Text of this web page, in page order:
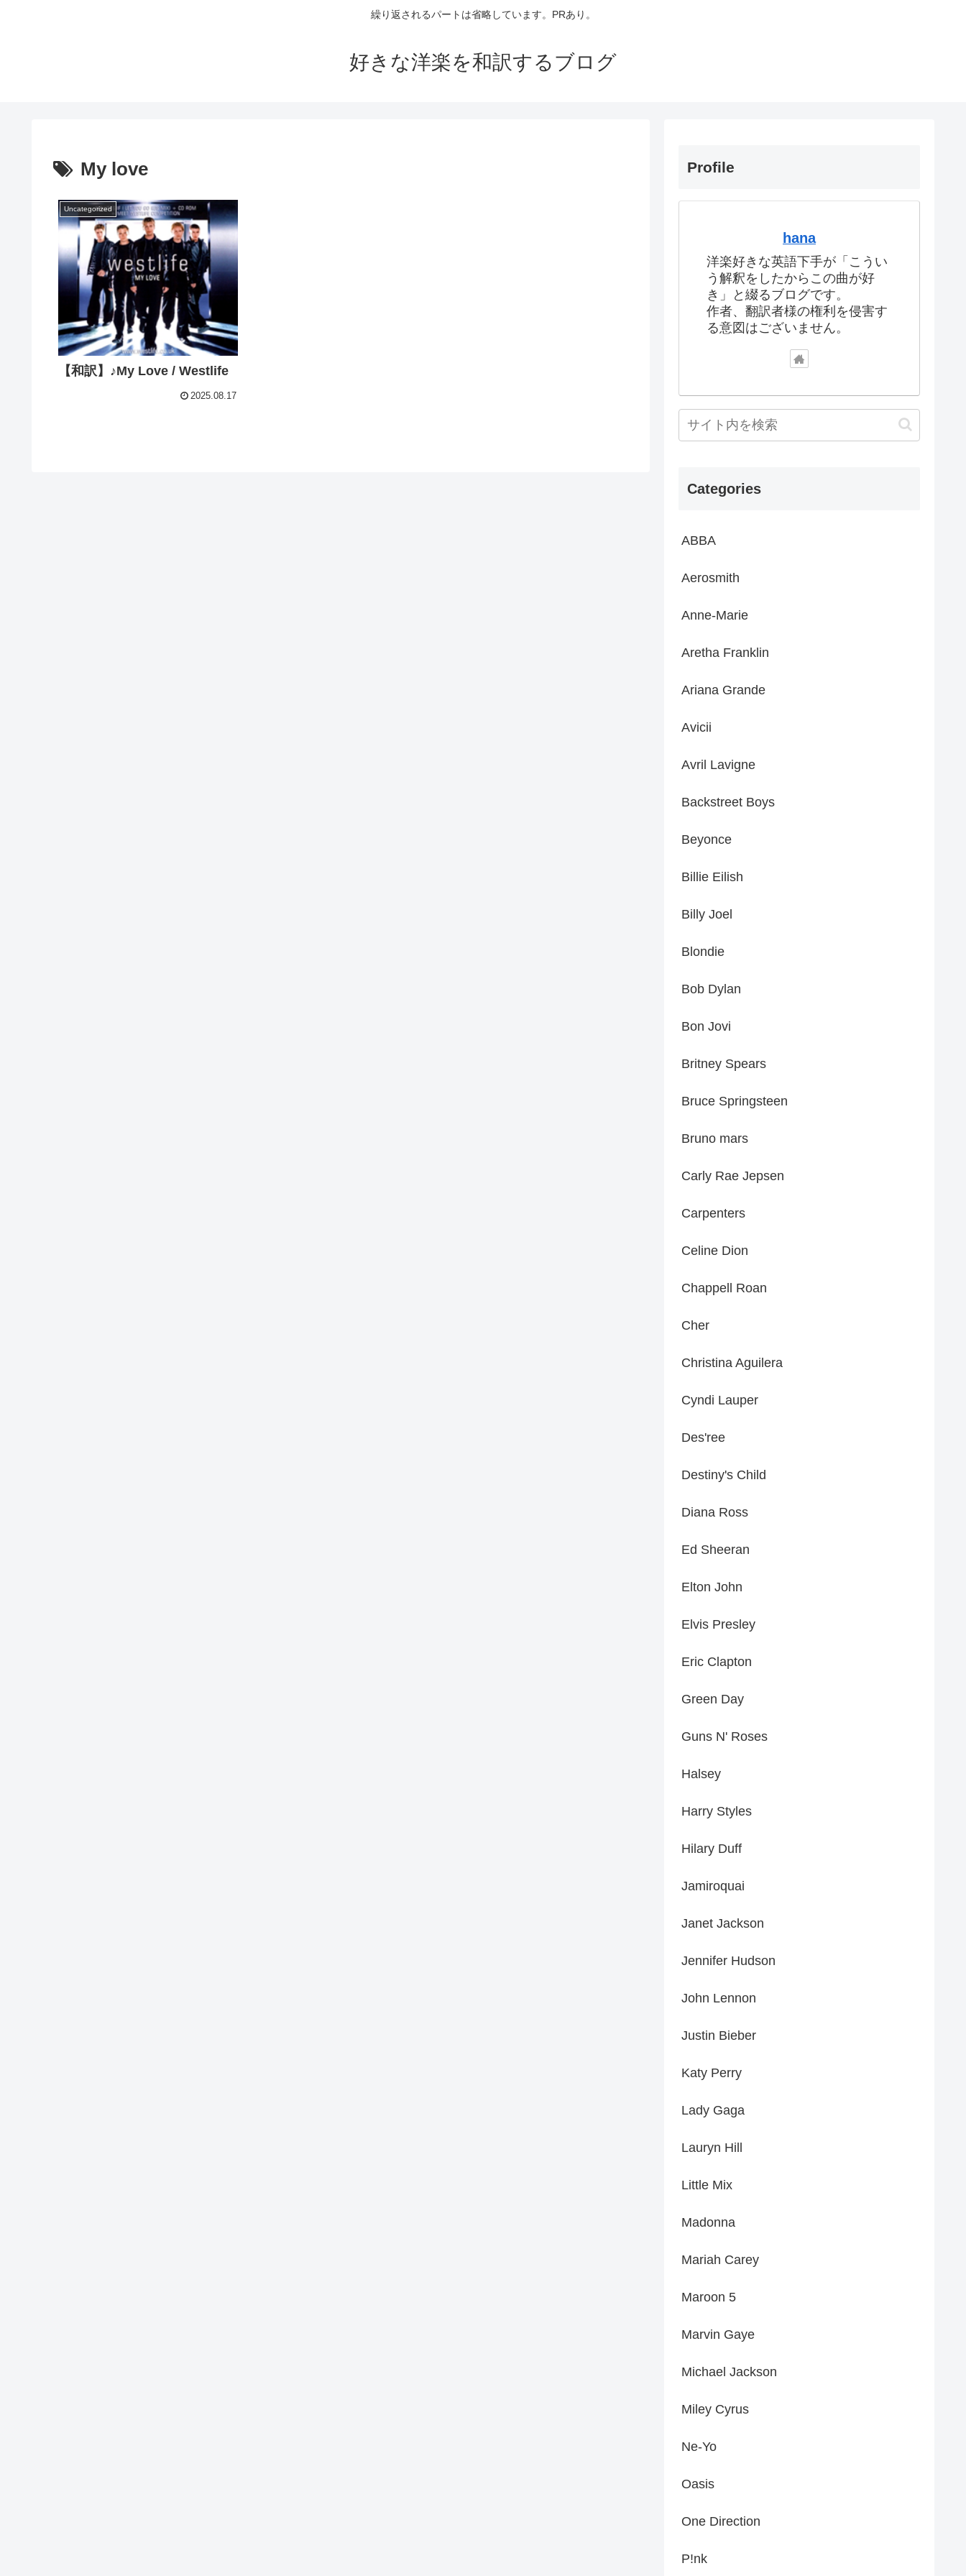
繰り返されるパートは省略しています。PRあり。
好きな洋楽を和訳するブログ
My love
Uncategorized
【和訳】♪My Love / Westlife
2025.08.17
Profile
hana
洋楽好きな英語下手が「こうい
う解釈をしたからこの曲が好
き」と綴るブログです。
作者、翻訳者様の権利を侵害す
る意図はございません。
Categories
ABBA
Aerosmith
Anne-Marie
Aretha Franklin
Ariana Grande
Avicii
Avril Lavigne
Backstreet Boys
Beyonce
Billie Eilish
Billy Joel
Blondie
Bob Dylan
Bon Jovi
Britney Spears
Bruce Springsteen
Bruno mars
Carly Rae Jepsen
Carpenters
Celine Dion
Chappell Roan
Cher
Christina Aguilera
Cyndi Lauper
Des'ree
Destiny's Child
Diana Ross
Ed Sheeran
Elton John
Elvis Presley
Eric Clapton
Green Day
Guns N' Roses
Halsey
Harry Styles
Hilary Duff
Jamiroquai
Janet Jackson
Jennifer Hudson
John Lennon
Justin Bieber
Katy Perry
Lady Gaga
Lauryn Hill
Little Mix
Madonna
Mariah Carey
Maroon 5
Marvin Gaye
Michael Jackson
Miley Cyrus
Ne-Yo
Oasis
One Direction
P!nk